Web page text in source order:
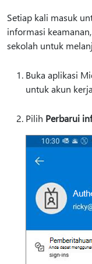
Setiap kali masuk
informasi
sekolah untuk
Buka aplikasi
untuk akun
Pilih Perbarui